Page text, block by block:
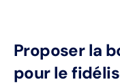
Proposer la
pour le